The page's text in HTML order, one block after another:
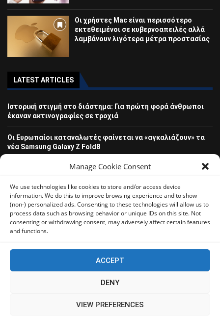
Manage Cookie Consent
We use technologies like cookies to store and/or access device
information. We do this to improve browsing experience and to show
(non-) personalized ads. Consenting to these technologies will allow us to
process data such as browsing behavior or unique IDs on this site. Not
consenting or withdrawing consent, may adversely affect certain features
and functions.
ACCEPT
DENY
VIEW PREFERENCES
Οι χρήστες Mac είναι περισσότερο
εκτεθειμένοι σε κυβερνοαπειλές αλλά
λαμβάνουν λιγότερα μέτρα προστασίας
LATEST ARTICLES
Ιστορική στιγμή στο διάστημα: Για πρώτη φορά άνθρωποι
έκαναν ακτινογραφίες σε τροχιά
Οι Ευρωπαίοι καταναλωτές φαίνεται να «αγκαλιάζουν» τα
νέα Samsung Galaxy Z Fold8
Οι χρήστες Mac είναι περισσότερο εκτεθειμένοι σε
προστασίας
Πόλη Χρυσοχούς: Σε εξέλιξη η ενοποίηση τεσσάρων
αρχαιολογικών χώρων (εικόνες)
u00a92022u00a0Soledad.u00a0All Right Reserved. Designed and
Developed byu00a0Penci Design.
Terms and Conditions
Cookie Policy (EU)